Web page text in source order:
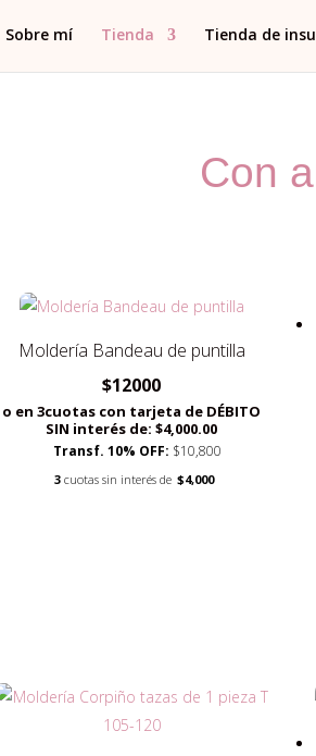
Sobre mí Tienda Tienda de
Con
Moldería Bandeau de puntilla
$12000
o en 3cuotas con tarjeta de DÉBITO
SIN interés de: $4,000.00
Transf. 10% OFF: $10,800
3 cuotas sin interés de $4,000